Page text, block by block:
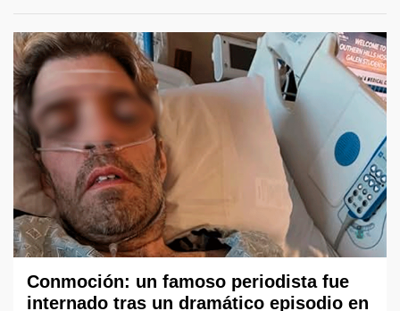
Conmoción: un famoso periodista fue
internado tras un dramático episodio en